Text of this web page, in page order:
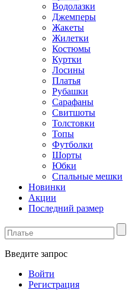
Водолазки
Джемперы
Жакеты
Жилетки
Костюмы
Куртки
Лосины
Платья
Рубашки
Сарафаны
Свитшоты
Толстовки
Топы
Футболки
Шорты
Юбки
Спальные мешки
Новинки
Акции
Последний размер
Введите запрос
Войти
Регистрация